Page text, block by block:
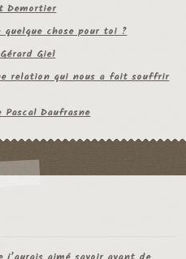
Demortier
chose pour toi ?
Giel
relation qui nous a fait souffrir
Daufrasne